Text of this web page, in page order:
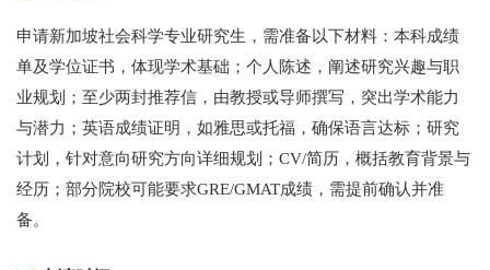
申请新加坡社会科学专业研究生，需准备以下材料：本科成绩
单及学位证书，体现学术基础；个人陈述，阐述研究兴趣与职
业规划；至少两封推荐信，由教授或导师撰写，突出学术能力
与潜力；英语成绩证明，如雅思或托福，确保语言达标；研究
计划，针对意向研究方向详细规划；CV/简历，概括教育背景与
经历；部分院校可能要求GRE/GMAT成绩，需提前确认并准
备。